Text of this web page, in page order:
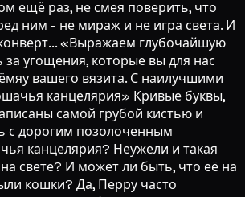
ещё раз, не смея поверить, что
ним - не мираж и не игра света. И
«Выражаем глубочайшую
за угощения, которые вы для нас
вашего вязита. С наилучшими
канцелярия» Кривые буквы,
самой грубой кистью и
с дорогим позолоченным
канцелярия? Неужели и такая
свете? И может ли быть, что её на
кошки? Да, Перру часто